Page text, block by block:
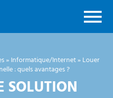
» Informatique/Internet» Louer
: quels avantages ?
SOLUTION